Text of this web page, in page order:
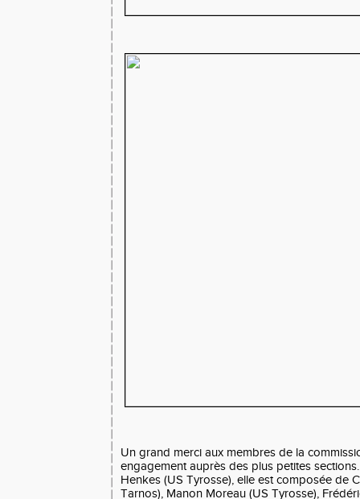
Un grand merci aux membres de la
engagement auprès des plus petites
Henkes (US Tyrosse), elle est composée de
Tarnos), Manon Moreau (US Tyrosse),